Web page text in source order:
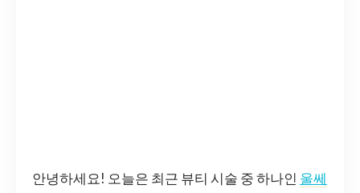
안녕하세요! 오늘은 최근 뷰티 시술 중 하나인 울쎄